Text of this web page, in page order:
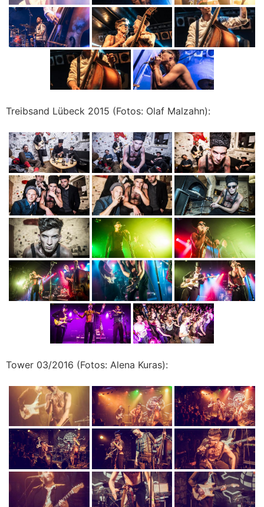
Treibsand Lübeck 2015 (Fotos: Olaf Malzahn):
Tower 03/2016 (Fotos: Alena Kuras):